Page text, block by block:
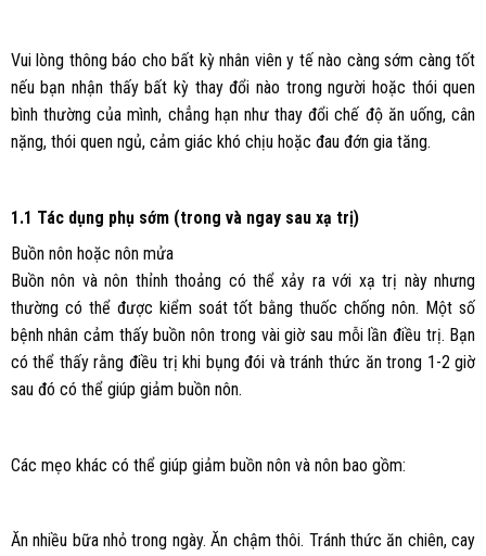
Vui lòng thông báo cho bất kỳ nhân viên y tế nào càng sớm càng tốt
nếu bạn nhận thấy bất kỳ thay đổi nào trong người hoặc thói quen
bình thường của mình, chẳng hạn như thay đổi chế độ ăn uống, cân
nặng, thói quen ngủ, cảm giác khó chịu hoặc đau đớn gia tăng.
1.1 Tác dụng phụ sớm (trong và ngay sau xạ trị)
Buồn nôn hoặc nôn mửa
Buồn nôn và nôn thỉnh thoảng có thể xảy ra với xạ trị này nhưng
thường có thể được kiểm soát tốt bằng thuốc chống nôn. Một số
bệnh nhân cảm thấy buồn nôn trong vài giờ sau mỗi lần điều trị. Bạn
có thể thấy rằng điều trị khi bụng đói và tránh thức ăn trong 1-2 giờ
sau đó có thể giúp giảm buồn nôn.
Các mẹo khác có thể giúp giảm buồn nôn và nôn bao gồm:
Ăn nhiều bữa nhỏ trong ngày. Ăn chậm thôi. Tránh thức ăn chiên, cay